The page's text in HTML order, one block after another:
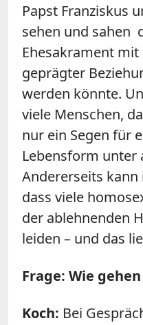
Papst Franziskus
sehen und sahen
Ehesakrament
geprägter
werden könnte.
viele Menschen,
nur ein Segen für
Lebensform unter
Andererseits kann
dass viele
der ablehnenden
leiden – und das
Frage: Wie
Koch: Bei